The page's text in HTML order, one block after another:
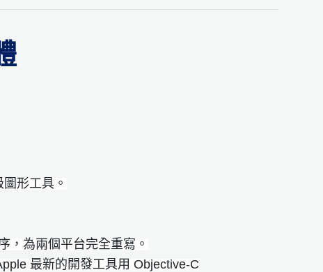
形工具。
，為兩個平台完全重寫。
最新的開發工具用 Objective-C